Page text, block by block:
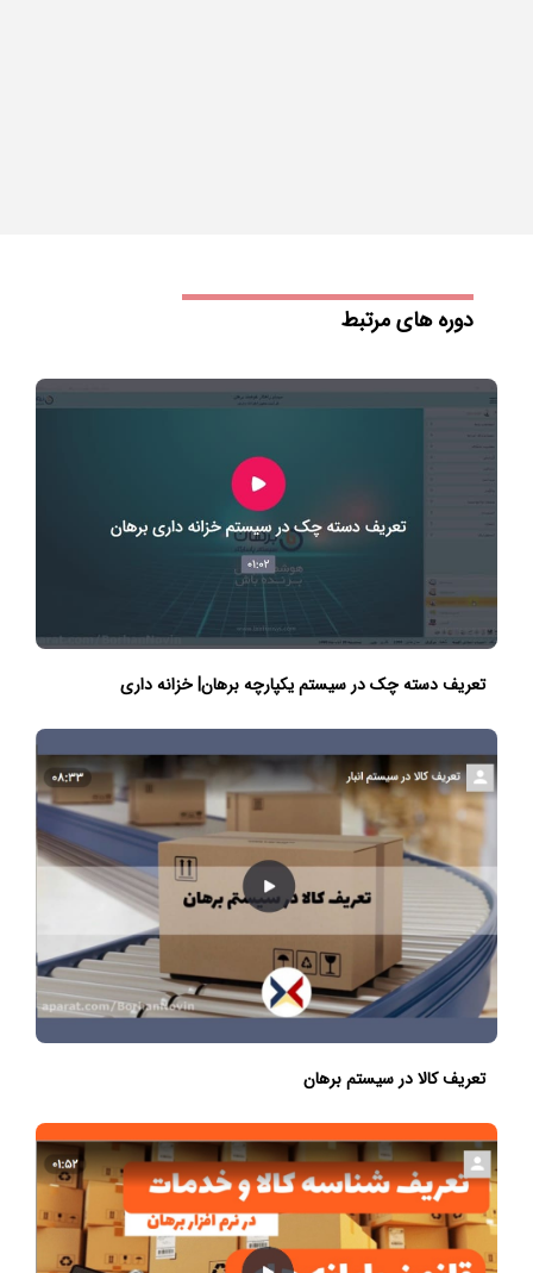
دوره های مرتبط
تعریف دسته چک در سیستم یکپارچه برهان| خزانه داری
تعریف کالا در سیستم برهان